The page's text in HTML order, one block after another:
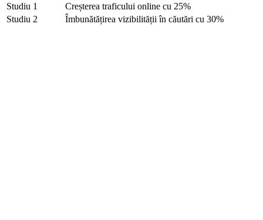
Studiu 1
Creșterea traficului online cu 25%
Studiu 2
Îmbunătățirea vizibilității în căutări cu 30%